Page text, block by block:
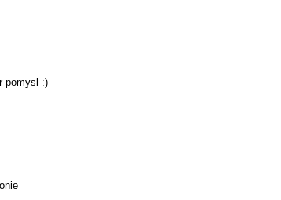
pomysl :)